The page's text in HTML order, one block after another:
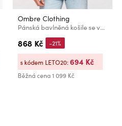
Ombre Clothing
Pánská bavlněná košile se vzorem z tenké džínoviny - modrá V2 K702 Ombre Clothing
868 Kč
Běžná cena1 099 Kč
-21%
s kódem LETO20:694 Kč